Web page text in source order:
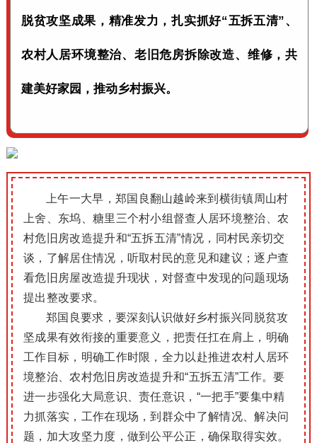
脱贫攻坚成果，精准发力，扎实抓好“五拆五清”、
农村人居环境整治、老旧危房拆除改造、维修，共
建美好家园，推动乡村振兴。
上午一大早，郑国良翻山越岭来到横街镇周山村
上舍、东坞、糖里三个村小组督查人居环境整治、农
村危旧房改造提升和“五拆五清”情况，同村民亲切交
谈，了解居住情况，听取村民的意见和建议；逐户查
看危旧房屋改造提升现状，对督查中发现的问题现场
提出整改要求。
郑国良要求，要深刻认识做好乡村振兴同脱贫攻
坚成果有效衔接的重要意义，把责任扛在肩上，明确
工作目标，明确工作时限，全力以赴推进农村人居环
境整治、农村危旧房改造提升和“五拆五清”工作。要
进一步强化大局意识、责任意识，“一把手”要集中精
力抓落实，工作在现场，到群众中了解情况、解决问
题，加大攻坚力度，做到公平公正，确保取得实效。